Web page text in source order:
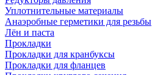
Уплотнительные материалы
Анаэробные герметики для резьбы
Лён и паста
Прокладки
Прокладки для кранбуксы
Прокладки для фланцев